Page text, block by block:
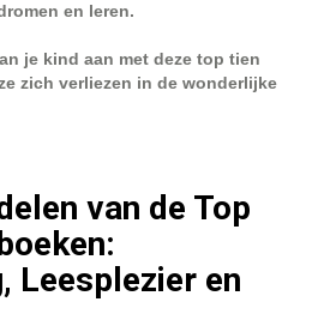
en leren.
je kind aan met deze top tien
zich verliezen in de wonderlijke
van de Top
Leesplezier en